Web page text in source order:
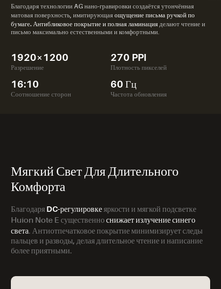
Благодаря технологии AG нано-гравировки создаётся утончённая
матовая поверхность, имитирующаяощущение письма ручкой по
бумаге. Антибликовое покрытие и полная ламинация делают чтение и
письмо максимально естественными и комфортными.
1920×1200
Разрешение
270 PPI
Плотность пикселей
16:10
Соотношение сторон
60 Гц
Частота обновления
Мягкий Свет Для Длительного
Комфорта
Благодаря DC-регулировкеяркости и мягкой подсветке
Huion Note E существенноснижает излучение синего
света. Антиотпечатковое покрытие минимизирует следы
пальцев и разводы, делая длительное чтение и написание
более приятными.